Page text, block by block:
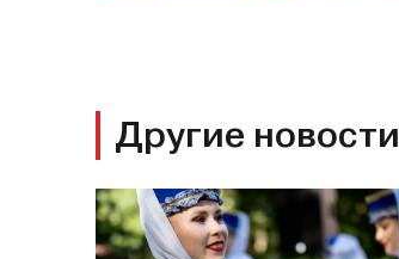
Другие новости